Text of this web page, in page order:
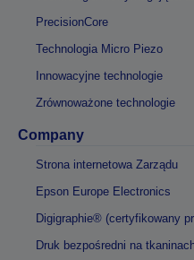
PrecisionCore
Technologia Micro Piezo
Innowacyjne technologie
Zrównoważone technologie
Company
Strona internetowa Zarządu
Epson Europe Electronics
Digigraphie® (certyfikowany
Druk bezpośredni na